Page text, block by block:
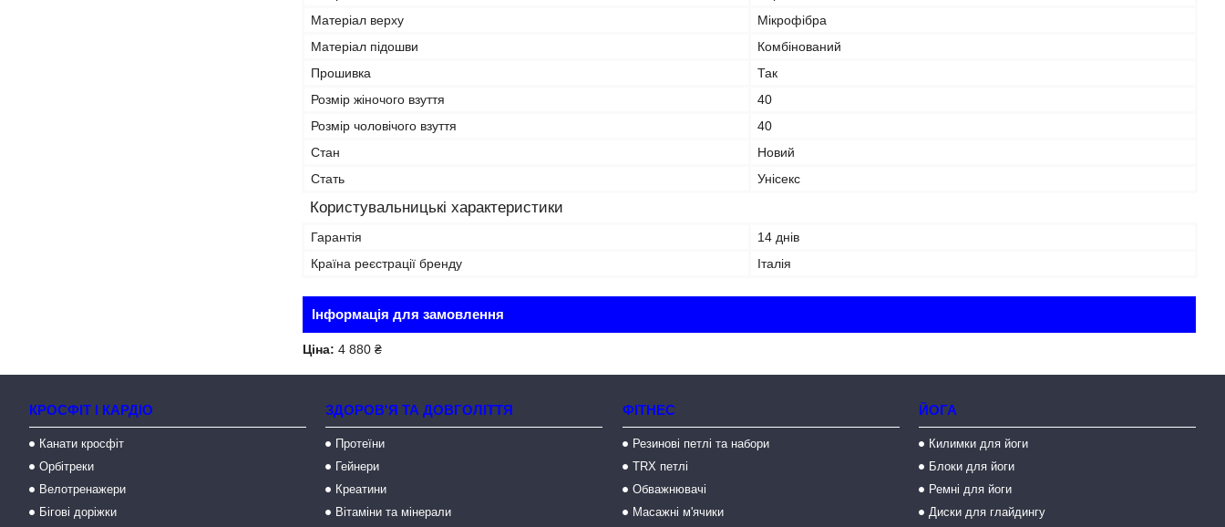
Матеріал верху
Мікрофібра
Матеріал підошви
Комбінований
Прошивка
Так
Розмір жіночого взуття
40
Розмір чоловічого взуття
40
Стан
Новий
Стать
Унісекс
Користувальницькі характеристики
Гарантія
14 днів
Країна реєстрації бренду
Італія
Інформація для замовлення
Ціна: 4 880 ₴
КРОСФІТ І КАРДІО
Канати кросфіт
Орбітреки
Велотренажери
Бігові доріжки
ЗДОРОВ'Я ТА ДОВГОЛІТТЯ
Протеїни
Гейнери
Креатини
Вітаміни та мінерали
ФІТНЕС
Резинові петлі та набори
TRX петлі
Обважнювачі
Масажні м'ячики
ЙОГА
Килимки для йоги
Блоки для йоги
Ремні для йоги
Диски для глайдингу